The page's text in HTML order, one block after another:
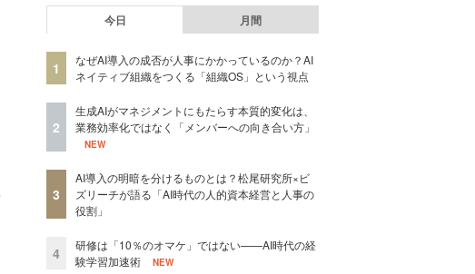
今日 月間
1
なぜAI導入の成否が人事にかかっているのか？AI
ネイティブ組織をつくる「組織OS」という視点
2
生成AIがマネジメントにもたらす本質的変化は、
業務効率化ではなく「メンバーへの向き合い方」
NEW
3
AI導入の明暗を分けるものとは？松尾研究所×ビ
ズリーチが語る「AI時代の人的資本経営と人事の
役割」
4
研修は「10％のオマケ」ではない——AI時代の経
験学習加速術
NEW